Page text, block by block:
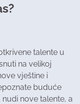
talente u
na velikoj
vještine i
buduće
nove talente, a